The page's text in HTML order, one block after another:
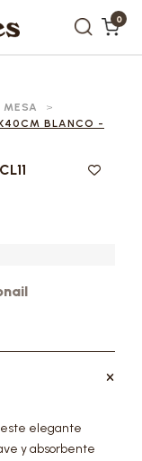
0
MESA
>
BLANCO -
elegante
y absorbente